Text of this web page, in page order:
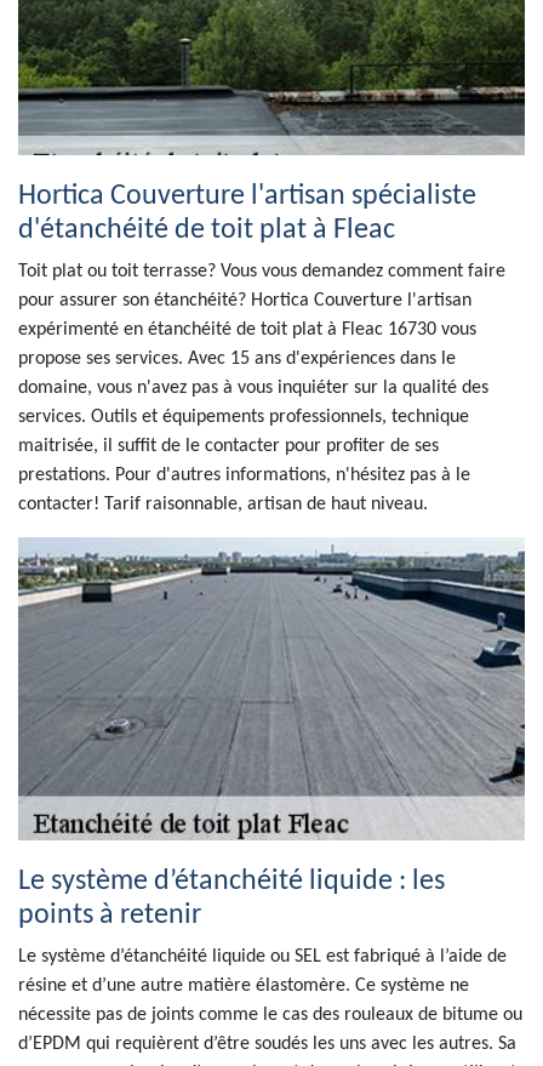
Hortica Couverture l'artisan spécialiste
d'étanchéité de toit plat à Fleac
Toit plat ou toit terrasse? Vous vous demandez comment faire
pour assurer son étanchéité? Hortica Couverture l'artisan
expérimenté en étanchéité de toit plat à Fleac 16730 vous
propose ses services. Avec 15 ans d'expériences dans le
domaine, vous n'avez pas à vous inquiéter sur la qualité des
services. Outils et équipements professionnels, technique
maitrisée, il suffit de le contacter pour profiter de ses
prestations. Pour d'autres informations, n'hésitez pas à le
contacter! Tarif raisonnable, artisan de haut niveau.
Le système d’étanchéité liquide : les
points à retenir
Le système d’étanchéité liquide ou SEL est fabriqué à l’aide de
résine et d’une autre matière élastomère. Ce système ne
nécessite pas de joints comme le cas des rouleaux de bitume ou
d’EPDM qui requièrent d’être soudés les uns avec les autres. Sa